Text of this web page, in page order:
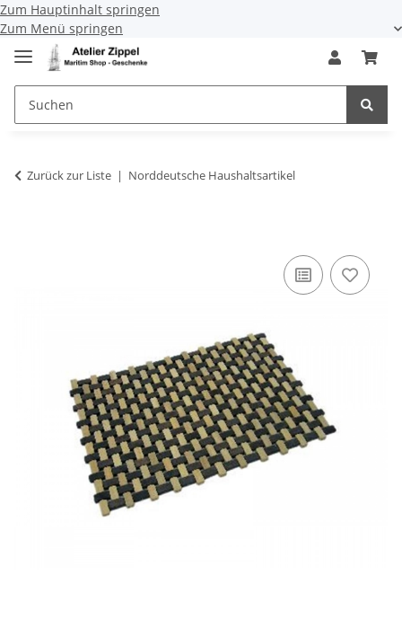
Zum Hauptinhalt springen
Zum Menü springen
Zurück zur Liste Norddeutsche Haushaltsartikel